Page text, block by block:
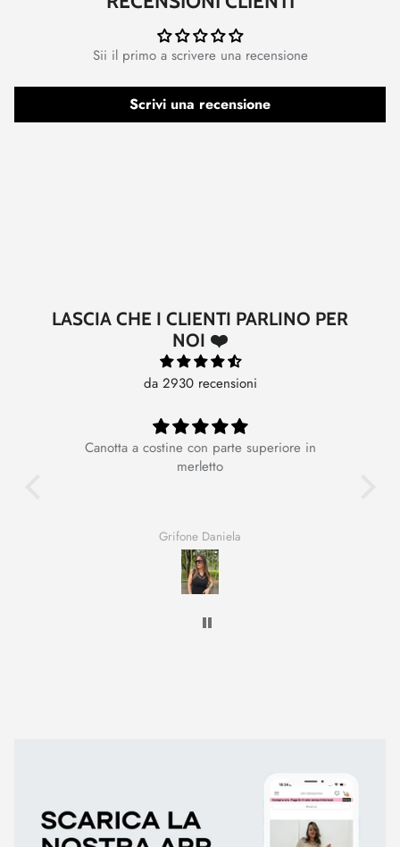
Sii il primo a scrivere una recensione
Scrivi una recensione
LASCIA CHE I CLIENTI PARLINO PER
NOI ❤️
da 2930 recensioni
Canotta a costine con parte superiore in
merletto
Grifone Daniela